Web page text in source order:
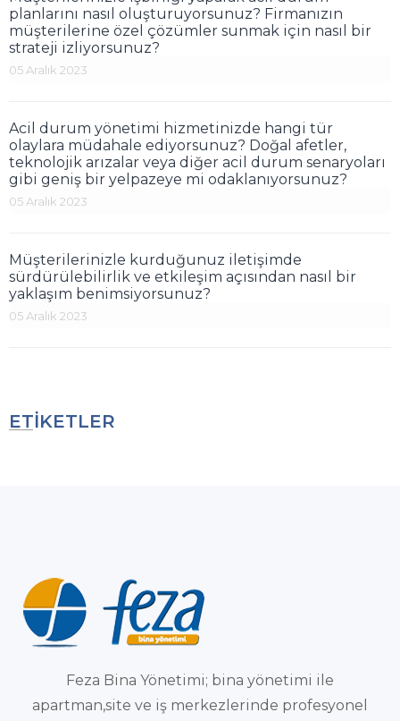
planlarını nasıl oluşturuyorsunuz? Firmanızın
müşterilerine özel çözümler sunmak için nasıl bir
strateji izliyorsunuz?
05 Aralık 2023
Acil durum yönetimi hizmetinizde hangi tür
olaylara müdahale ediyorsunuz? Doğal afetler,
teknolojik arızalar veya diğer acil durum senaryoları
gibi geniş bir yelpazeye mi odaklanıyorsunuz?
05 Aralık 2023
Müşterilerinizle kurduğunuz iletişimde
sürdürülebilirlik ve etkileşim açısından nasıl bir
yaklaşım benimsiyorsunuz?
05 Aralık 2023
ETİKETLER
Feza Bina Yönetimi; bina yönetimi ile
apartman,site ve iş merkezlerinde profesyonel